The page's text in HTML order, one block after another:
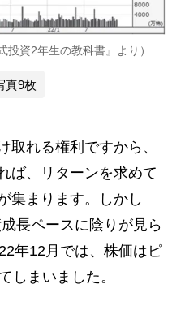
資2年生の教科書』より）
真9枚
れる権利ですから、
ば、リターンを求めて
集まります。しかし
長ペースに陰りが見ら
年12月では、株価はピ
しまいました。